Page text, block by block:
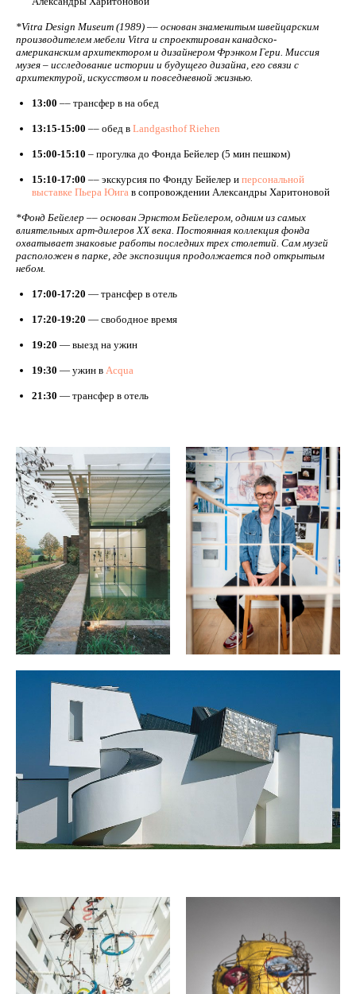
*Vitra Design Museum (1989) –– основан знаменитым швейцарским
производителем мебели Vitra и спроектирован канадско-
американским архитектором и дизайнером Фрэнком Гери. Миссия
музея – исследование истории и будущего дизайна, его связи с
архитектурой, искусством и повседневной жизнью.
13:00 –– трансфер в на обед
13:15-15:00 –– обед в Landgasthof Riehen
15:00-15:10 – прогулка до Фонда Бейелер (5 мин пешком)
15:10-17:00 –– экскурсия по Фонду Бейелер и персональной
выставке Пьера Юига в сопровождении Александры Харитоновой
*Фонд Бейелер –– основан Эрнстом Бейелером, одним из самых
влиятельных арт-дилеров XX века. Постоянная коллекция фонда
охватывает знаковые работы последних трех столетий. Сам музей
расположен в парке, где экспозиция продолжается под открытым
небом.
17:00-17:20 — трансфер в отель
17:20-19:20 — свободное время
19:20 — выезд на ужин
19:30 — ужин в Acqua
21:30 — трансфер в отель
ПОДПИСАТЬСЯ